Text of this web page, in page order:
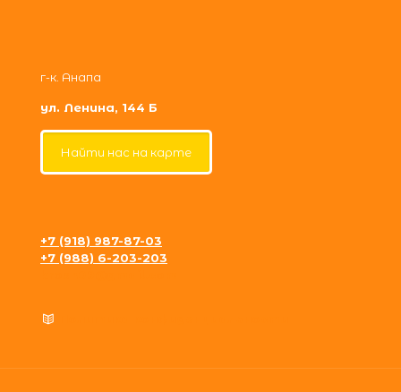
г-к. Анапа
ул. Ленина, 144 Б
Найти нас на карте
+7 (918) 987-87-03
+7 (988) 6-203-203